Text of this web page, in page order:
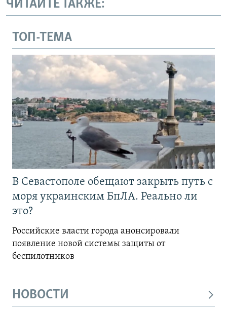
ЧИТАЙТЕ ТАКЖЕ:
ТОП-ТЕМА
В Севастополе обещают закрыть путь с
моря украинским БпЛА. Реально ли
это?
Российские власти города анонсировали
появление новой системы защиты от
беспилотников
НОВОСТИ